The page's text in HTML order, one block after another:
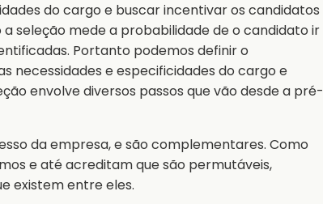
do cargo e buscar incentivar os candidatos
seleção mede a probabilidade de o candidato ir
Portanto podemos definir o
necessidades e especificidades do cargo e
envolve diversos passos que vão desde a pré-
da empresa, e são complementares. Como
e até acreditam que são permutáveis,
existem entre eles.